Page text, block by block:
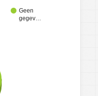
Geen
gegev…